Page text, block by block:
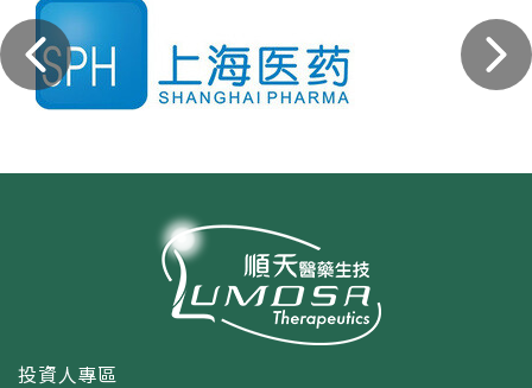
投資人專區